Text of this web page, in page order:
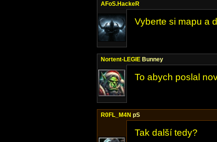
AFoS.HackeR
Vyberte si mapu a
Nortent-LEGIE Bunney
To abych poslal
R0FL_M4N pS
Tak další tedy?